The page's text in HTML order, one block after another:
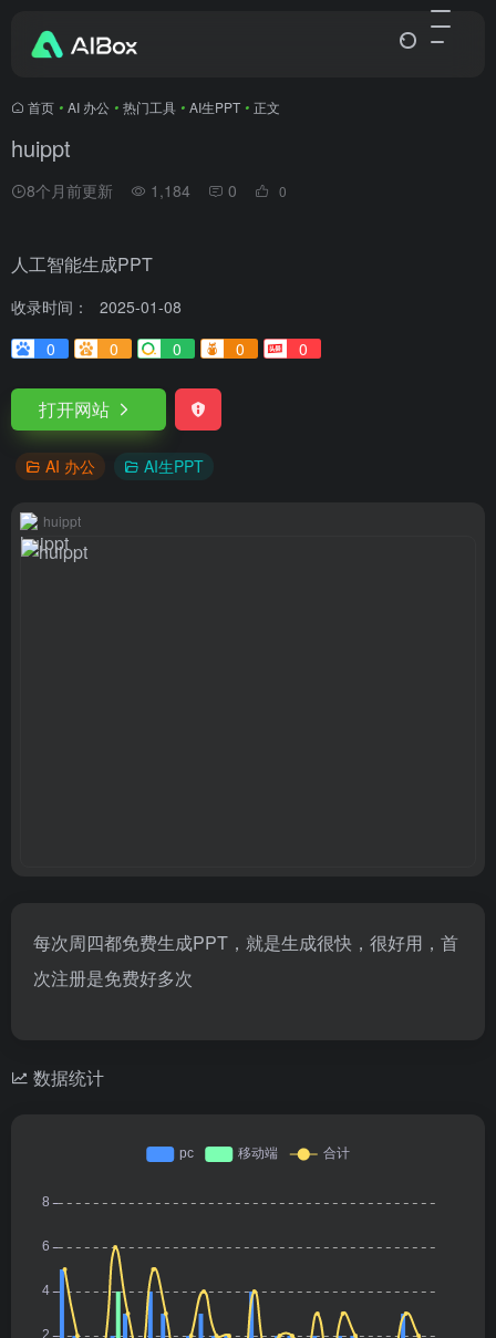
首页 • AI 办公 • 热门工具 • AI生PPT • 正文
huippt
8个月前更新 1,184 0 0
人工智能生成PPT
收录时间：
2025-01-08
0
0 0 0 0
打开网站
AI 办公 AI生PPT
huippt
每次周四都免费生成PPT，就是生成很快，很好用，首
次注册是免费好多次
数据统计